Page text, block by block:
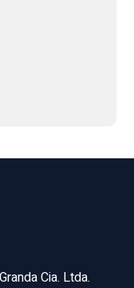
Cia. Ltda.